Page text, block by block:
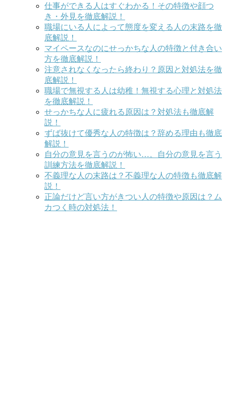
仕事ができる人はすぐわかる！その特徴や顔つ
き・外見を徹底解説！
職場にいる人によって態度を変える人の末路を徹
底解説！
マイペースなのにせっかちな人の特徴と付き合い
方を徹底解説！
注意されなくなったら終わり？原因と対処法を徹
底解説！
職場で無視する人は幼稚！無視する心理と対処法
を徹底解説！
せっかちな人に疲れる原因は？対処法も徹底解
説！
ずば抜けて優秀な人の特徴は？辞める理由も徹底
解説！
自分の意見を言うのが怖い…。自分の意見を言う
訓練方法を徹底解説！
不義理な人の末路は？不義理な人の特徴も徹底解
説！
正論だけど言い方がきつい人の特徴や原因は？ム
カつく時の対処法！